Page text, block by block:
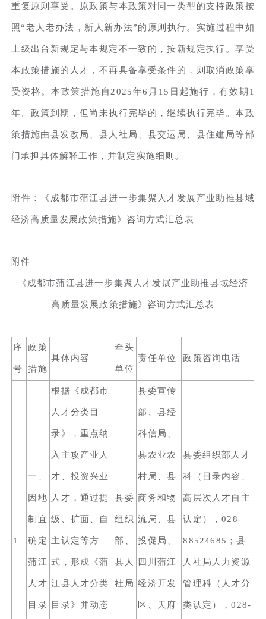
重复原则享受。原政策与本政策对同一类型的支持政策按
照“老人老办法，新人新办法”的原则执行。实施过程中如
上级出台新规定与本规定不一致的，按新规定执行。享受
本政策措施的人才，不再具备享受条件的，则取消政策享
受资格。本政策措施自2025年6月15日起施行，有效期1
年。政策到期，但尚未执行完毕的，继续执行完毕。本政
策措施由县发改局、县人社局、县交运局、县住建局等部
门承担具体解释工作，并制定实施细则。
附件：《成都市蒲江县进一步集聚人才发展产业助推县域
经济高质量发展政策措施》咨询方式汇总表
附件
《成都市蒲江县进一步集聚人才发展产业助推县域经济
高质量发展政策措施》咨询方式汇总表
序
号
政策
措施
具体内容
牵头
单位
责任单位 政策咨询电话
1
一、
因地
制宜
确定
蒲江
人才
目录
根据《成都市
人才分类目
录》，重点纳
入主攻产业人
才、投资兴业
人才，通过提
级、扩面、自
主认定等方
式，形成《蒲
江县人才分类
目录》并动态
县委
组织
部、
县人
社局
县委宣传
部、县经
科信局、
县农业农
村局、县
商务和物
流局、县
投促局、
四川蒲江
经济开发
区、天府
县委组织部人才
科（目录内容、
高层次人才自主
认定），028-
88524685；县
人社局人力资源
管理科（人才分
类认定），028-